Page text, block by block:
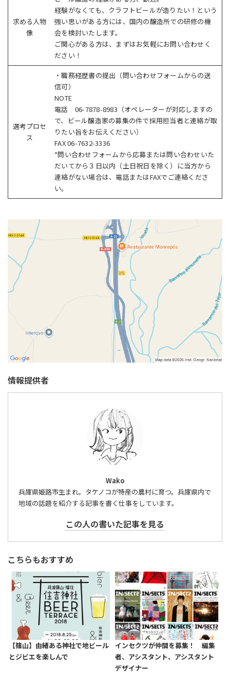
求める人物
像
経験がなくても、クラフトビールが造りたい！という
強い思いがある方には、国内の醸造所での研修の機
会を検討いたします。
ご関心がある方は、まずはお気軽にお問い合わせく
ださい！
選考プロセ
ス
・職務経歴書の提出（問い合わせフォームからの送
信可）
NOTE
電話 06-7878-8983（オペレーターが対応しますの
で、ビール醸造家の募集の件で採用担当者と連絡が取
りたい旨をお伝えください）
FAX 06-7632-3336
*問い合わせフォームから応募または問い合わせいた
だいてから３日以内（土日祝日を除く）に当方から
連絡がない場合は、電話またはFAXでご連絡くださ
い。
情報提供者
Wako
兵庫県姫路市生まれ。タケノコが特産の農村に育つ。兵庫県内で
地域の話題を紹介する記事を書く仕事をしています。
この人の書いた記事を見る
こちらもおすすめ
【篠山】由緒ある神社で地ビール
とジビエを楽しんで
インセクツが仲間を募集！ 編集
者、アシスタント、アシスタント
デザイナー